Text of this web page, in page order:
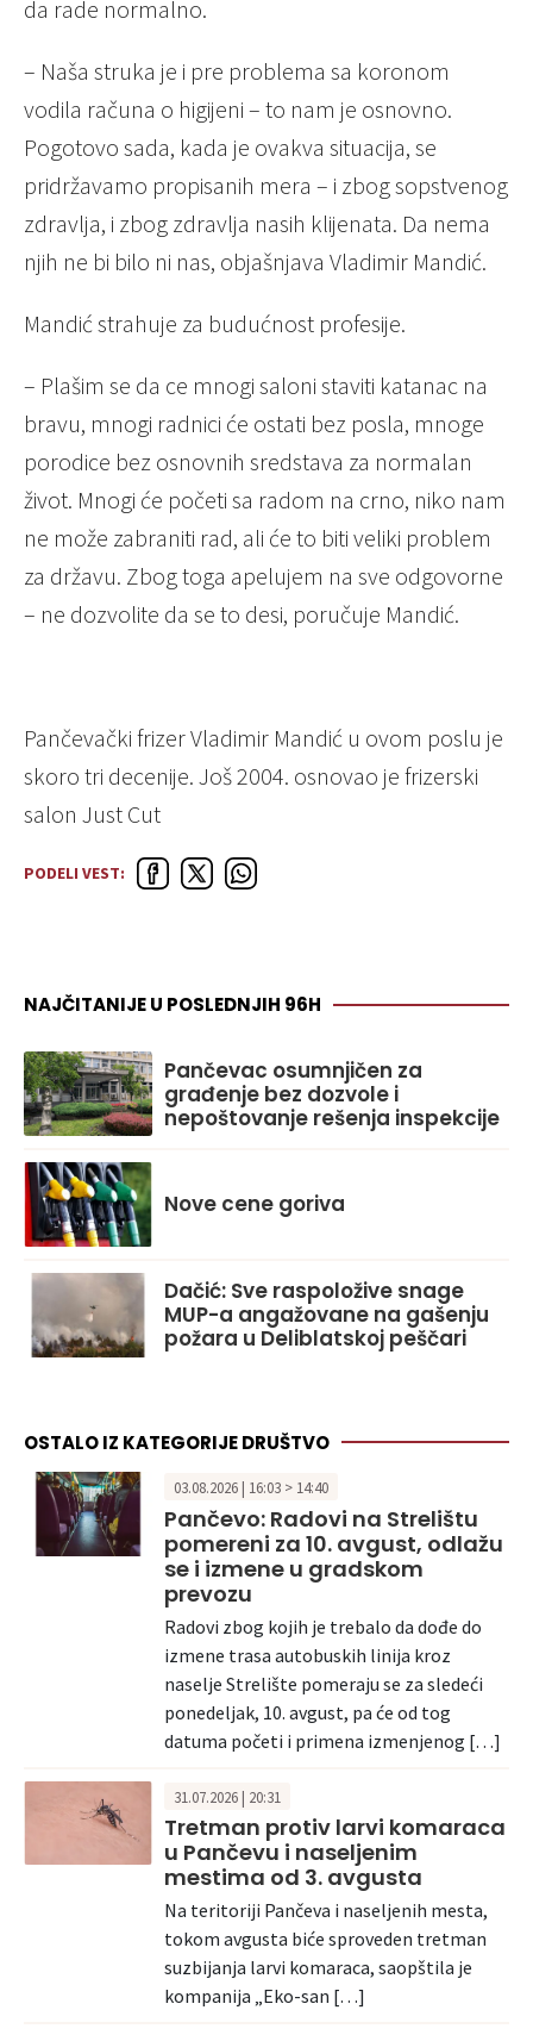
da rade normalno.
– Naša struka je i pre problema sa koronom
vodila računa o higijeni – to nam je osnovno.
Pogotovo sada, kada je ovakva situacija, se
pridržavamo propisanih mera – i zbog sopstvenog
zdravlja, i zbog zdravlja nasih klijenata. Da nema
njih ne bi bilo ni nas, objašnjava Vladimir Mandić.
Mandić strahuje za budućnost profesije.
– Plašim se da ce mnogi saloni staviti katanac na
bravu, mnogi radnici će ostati bez posla, mnoge
porodice bez osnovnih sredstava za normalan
život. Mnogi će početi sa radom na crno, niko nam
ne može zabraniti rad, ali će to biti veliki problem
za državu. Zbog toga apelujem na sve odgovorne
– ne dozvolite da se to desi, poručuje Mandić.
Pančevački frizer Vladimir Mandić u ovom poslu je
skoro tri decenije. Još 2004. osnovao je frizerski
salon Just Cut
PODELI VEST:
NAJČITANIJE U POSLEDNJIH 96H
Pančevac osumnjičen za
građenje bez dozvole i
nepoštovanje rešenja inspekcije
Nove cene goriva
Dačić: Sve raspoložive snage
MUP-a angažovane na gašenju
požara u Deliblatskoj peščari
OSTALO IZ KATEGORIJE DRUŠTVO
03.08.2026 | 16:03 > 14:40
Pančevo: Radovi na Strelištu
pomereni za 10. avgust, odlažu
se i izmene u gradskom
prevozu
Radovi zbog kojih je trebalo da dođe do
izmene trasa autobuskih linija kroz
naselje Strelište pomeraju se za sledeći
ponedeljak, 10. avgust, pa će od tog
datuma početi i primena izmenjenog […]
31.07.2026 | 20:31
Tretman protiv larvi komaraca
u Pančevu i naseljenim
mestima od 3. avgusta
Na teritoriji Pančeva i naseljenih mesta,
tokom avgusta biće sproveden tretman
suzbijanja larvi komaraca, saopštila je
kompanija „Eko-san […]